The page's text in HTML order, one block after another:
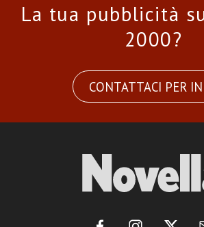
La tua pubblicità
2000?
CONTATTACI PER